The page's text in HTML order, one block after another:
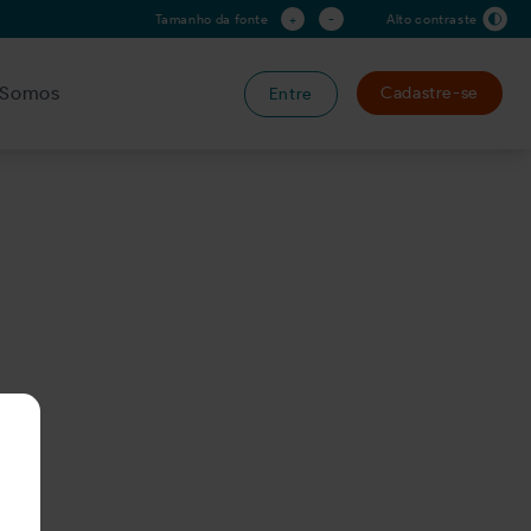
Tamanho da fonte + - Alto contraste
Entre Cadastre-se